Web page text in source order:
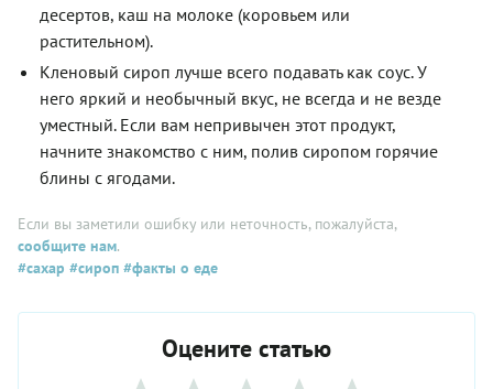
десертов, каш на молоке (коровьем или
растительном).
Кленовый сироп лучше всего подавать как соус. У
него яркий и необычный вкус, не всегда и не везде
уместный. Если вам непривычен этот продукт,
начните знакомство с ним, полив сиропом горячие
блины с ягодами.
Если вы заметили ошибку или неточность, пожалуйста,
сообщите нам.
#сахар #сироп #факты о еде
Оцените статью